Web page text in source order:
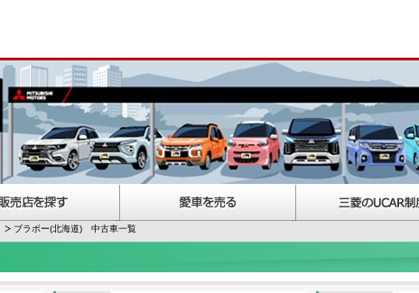
ブラボー(北海道) 中古車一覧